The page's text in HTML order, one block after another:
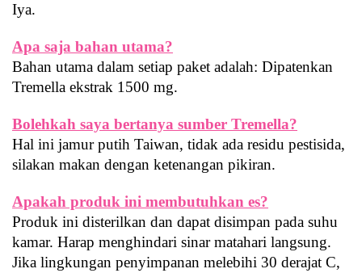
Iya.
Apa saja bahan utama?
Bahan utama dalam setiap paket adalah: Dipatenkan
Tremella ekstrak 1500 mg.
Bolehkah saya bertanya sumber Tremella?
Hal ini jamur putih Taiwan, tidak ada residu pestisida,
silakan makan dengan ketenangan pikiran.
Apakah produk ini membutuhkan es?
Produk ini disterilkan dan dapat disimpan pada suhu
kamar. Harap menghindari sinar matahari langsung.
Jika lingkungan penyimpanan melebihi 30 derajat C,